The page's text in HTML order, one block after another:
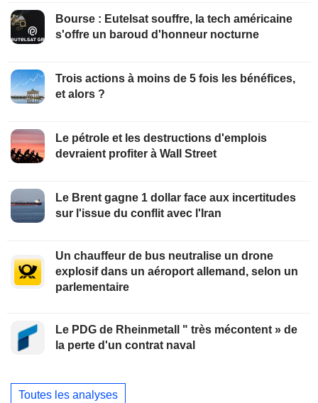
Bourse : Eutelsat souffre, la tech américaine
s'offre un baroud d'honneur nocturne
Trois actions à moins de 5 fois les bénéfices,
et alors ?
Le pétrole et les destructions d'emplois
devraient profiter à Wall Street
Le Brent gagne 1 dollar face aux incertitudes
sur l'issue du conflit avec l'Iran
Un chauffeur de bus neutralise un drone
explosif dans un aéroport allemand, selon un
parlementaire
Le PDG de Rheinmetall " très mécontent » de
la perte d'un contrat naval
Toutes les analyses